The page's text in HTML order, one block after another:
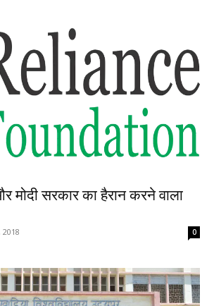
मोदी सरकार का हैरान करने वाला
2018 0